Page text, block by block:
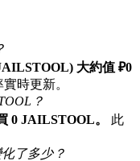
大約值 ₽0
時更新。
？
0 JAILSTOOL。
此
了多少？